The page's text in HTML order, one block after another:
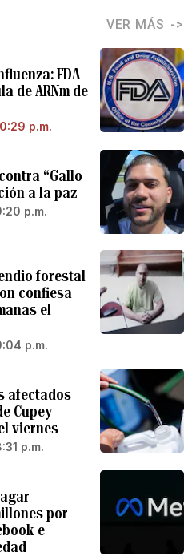
VER MÁS
FDA
de ARNm de
p.m.
“Gallo
a la paz
p.m.
forestal
confiesa
el
p.m.
afectados
Cupey
viernes
p.m.
por
e